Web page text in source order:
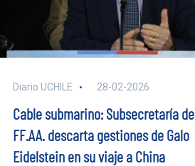
Diario UCHILE 28-02-2026
Cable submarino: Subsecretaría de
FF.AA. descarta gestiones de Galo
Eidelstein en su viaje a China